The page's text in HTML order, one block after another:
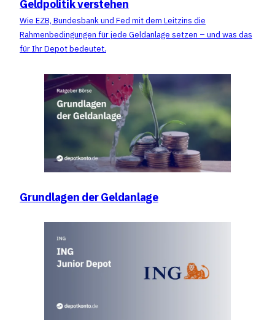
Geldpolitik verstehen
Wie EZB, Bundesbank und Fed mit dem Leitzins die
Rahmenbedingungen für jede Geldanlage setzen – und was das
für Ihr Depot bedeutet.
Grundlagen der Geldanlage